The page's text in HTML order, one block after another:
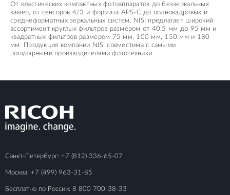
От классических компактных фотоаппаратов до беззеркальных
камер, от сенсоров 4/3 и формата APS-C до полнокадровых и
среднеформатных зеркальных систем. NISI предлагает широкий
ассортимент круглых фильтров размером от 40,5 мм до 95 мм и
квадратных фильтров размером 75 мм, 100 мм, 150 мм и 180
мм. Продукция компании NISI совместима с самыми
популярными производителями фототехники.
Санкт-Петербург: +7 (812) 336-65-07
Москва: +7 (499) 963-31-85
Бесплатно по России: 8 800 700-38-33